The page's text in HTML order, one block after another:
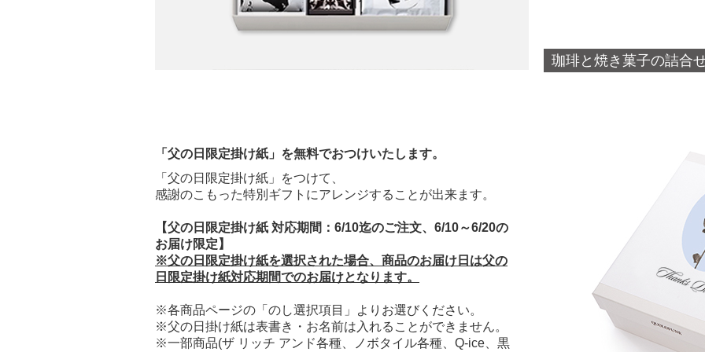
珈琲と焼き菓子の詰合
「父の日限定掛け紙」を無料でおつけいたします。
「父の日限定掛け紙」をつけて、
感謝のこもった特別ギフトにアレンジすることが出来ます。
【父の日限定掛け紙 対応期間：6/10迄のご注文、6/10～6/20の
お届け限定】
※父の日限定掛け紙を選択された場合、商品のお届け日は父の
日限定掛け紙対応期間でのお届けとなります。
※各商品ページの「のし選択項目」よりお選びください。
※父の日掛け紙は表書き・お名前は入れることができません。
※一部商品(ザ リッチ アンド各種、ノボタイル各種、Q-ice、黒